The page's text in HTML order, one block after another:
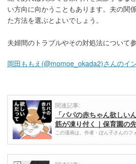
い方向に向かうこともあります。夫の関
た方法を選ぶとよいでしょう。
夫婦間のトラブルやその対処法について
岡田ももえ(@momoe_okada2)さんのイ
関連記事:
「パパの赤ちゃん欲しい
筋が凍り付く｜保育園の
この漫画は、作者・ぽん子さんのフ